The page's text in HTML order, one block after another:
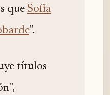
que Sofía
".
títulos